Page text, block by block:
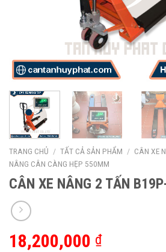
TRANG CHỦ / TẤT CẢ SẢN PHẨM / CÂN XE
NÂNG CÂN CÀNG HẸP 550MM
CÂN XE NÂNG 2 TẤN
18,200,000 ₫